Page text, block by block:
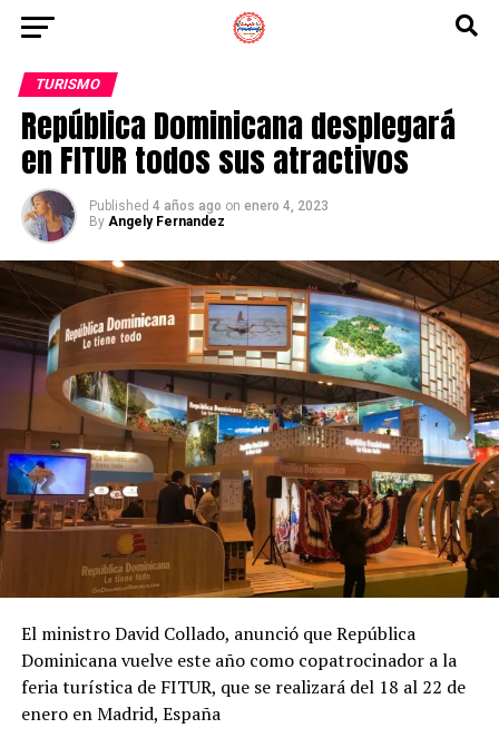
TURISMO
República Dominicana desplegará
en FITUR todos sus atractivos
Published 4 años ago on enero 4, 2023
By Angely Fernandez
El ministro David Collado, anunció que República
Dominicana vuelve este año como copatrocinador a la
feria turística de FITUR, que se realizará del 18 al 22 de
enero en Madrid, España